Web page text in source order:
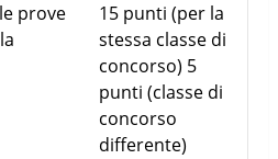
prove
15 punti (per la
stessa classe di
concorso) 5
punti (classe di
concorso
differente)